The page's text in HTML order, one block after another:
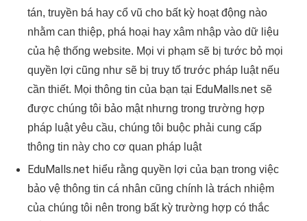
tán, truyền bá hay cổ vũ cho bất kỳ hoạt động nào
nhằm can thiệp, phá hoại hay xâm nhập vào dữ liệu
của hệ thống website. Mọi vi phạm sẽ bị tước bỏ mọi
quyền lợi cũng như sẽ bị truy tố trước pháp luật nếu
cần thiết. Mọi thông tin của bạn tại EduMalls.net sẽ
được chúng tôi bảo mật nhưng trong trường hợp
pháp luật yêu cầu, chúng tôi buộc phải cung cấp
thông tin này cho cơ quan pháp luật
EduMalls.net hiểu rằng quyền lợi của bạn trong việc
bảo vệ thông tin cá nhân cũng chính là trách nhiệm
của chúng tôi nên trong bất kỳ trường hợp có thắc